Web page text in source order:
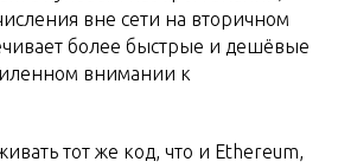
вне сети на вторичном
более быстрые и дешёвые
внимании к
тот же код, что и Ethereum,